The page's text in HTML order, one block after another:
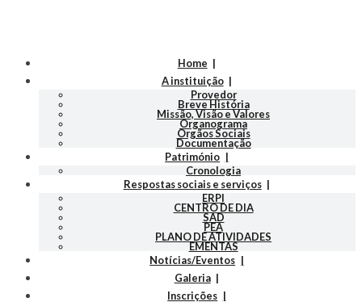
Home
A instituição
Provedor
Breve História
Missão, Visão e Valores
Organograma
Orgãos Sociais
Documentação
Património
Cronologia
Respostas sociais e serviços
ERPI
CENTRO DE DIA
SAD
PEA
PLANO DE ATIVIDADES
EMENTAS
Notícias/Eventos
Galeria
Inscrições